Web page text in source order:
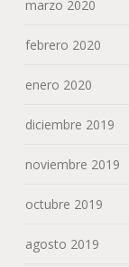
marzo 2020
febrero 2020
enero 2020
diciembre 2019
noviembre 2019
octubre 2019
agosto 2019